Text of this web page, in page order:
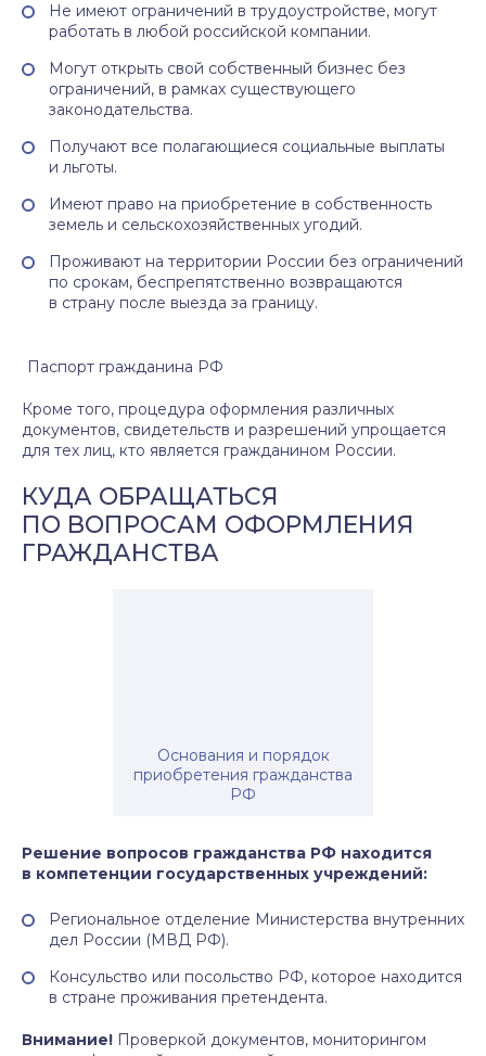
Не имеют ограничений в трудоустройстве, могут
работать в любой российской компании.
Могут открыть свой собственный бизнес без
ограничений, в рамках существующего
законодательства.
Получают все полагающиеся социальные выплаты
и льготы.
Имеют право на приобретение в собственность
земель и сельскохозяйственных угодий.
Проживают на территории России без ограничений
по срокам, беспрепятственно возвращаются
в страну после выезда за границу.
Паспорт гражданина РФ
Кроме того, процедура оформления различных
документов, свидетельств и разрешений упрощается
для тех лиц, кто является гражданином России.
КУДА ОБРАЩАТЬСЯ
ПО ВОПРОСАМ ОФОРМЛЕНИЯ
ГРАЖДАНСТВА
Основания и порядок
приобретения гражданства
РФ
Решение вопросов гражданства РФ находится
в компетенции государственных учреждений:
Региональное отделение Министерства внутренних
дел России (МВД РФ).
Консульство или посольство РФ, которое находится
в стране проживания претендента.
Внимание! Проверкой документов, мониторингом